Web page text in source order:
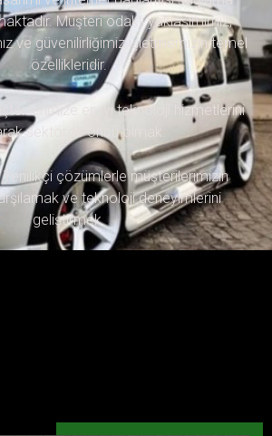
Müşteri odaklı yaklaşımımız,
ve güvenilirliğimiz işletmemizin temel
özellikleridir.
en iyi teknoloji hizmetlerini
sektörde öncü olmak.
Yenilikçi çözümlerle müşterilerimizin
ve teknoloji deneyimlerini
geliştirmek.